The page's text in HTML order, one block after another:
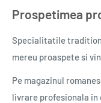
care viața ne
modelează viața.
Prospetimea
Specialitatile
mereu proaspete si
Pe magazinul
livrare profesionala